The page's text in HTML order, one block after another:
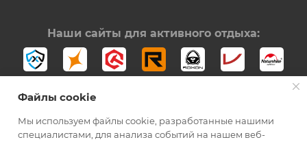
Наши сайты для активного отдыха:
Файлы cookie
Мы используем файлы cookie, разработанные нашими
специалистами, для анализа событий на нашем веб-